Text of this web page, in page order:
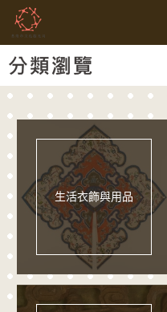
跳到主要內容
基隆市文化觀光局
網頁導覽
分類瀏覽
生活衣飾與用品